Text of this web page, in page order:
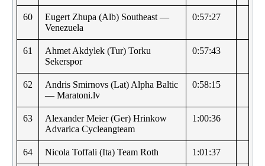
60
Eugert Zhupa (Alb) Southeast —
Venezuela
0:57:27
61
Ahmet Akdylek (Tur) Torku
Sekerspor
0:57:43
62
Andris Smirnovs (Lat) Alpha Baltic
— Maratoni.lv
0:58:15
63
Alexander Meier (Ger) Hrinkow
Advarica Cycleangteam
1:00:36
64 Nicola Toffali (Ita) Team Roth 1:01:37